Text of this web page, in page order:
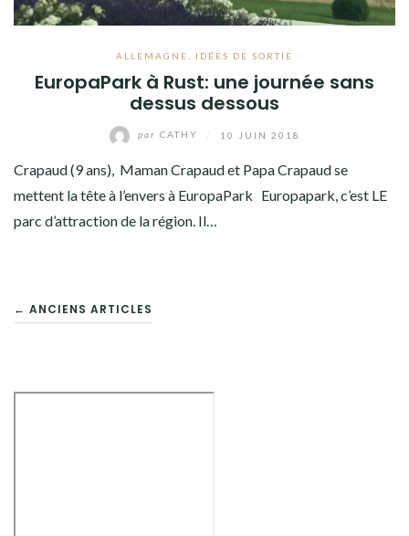
ALLEMAGNE IDÉES DE SORTIE
EuropaPark à Rust: une journée sans
dessus dessous
par CATHY 10 JUIN 2018
Crapaud (9 ans), Maman Crapaud et Papa Crapaud se
mettent la tête à l’envers à EuropaPark Europapark, c’est LE
parc d’attraction de la région. Il…
NAVIGATION
ARTICLES
← ANCIENS ARTICLES